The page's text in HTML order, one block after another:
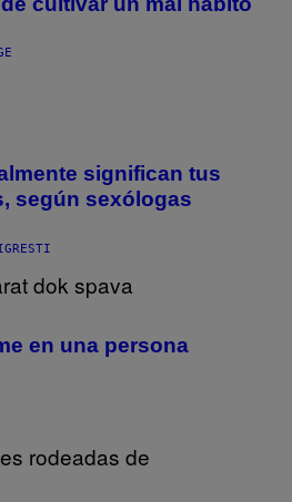
significan tus
según sexólogas
en una persona